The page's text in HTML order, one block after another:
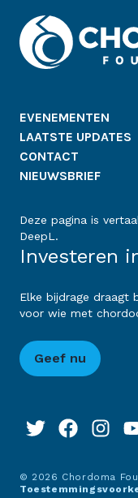
EVENEMENTEN
LAATSTE UPDATES
CONTACT
NIEUWSBRIEF
Deze pagina is
DeepL.
Investeren
Elke bijdrage draagt
voor wie met
Geef nu
© 2026 Chordoma